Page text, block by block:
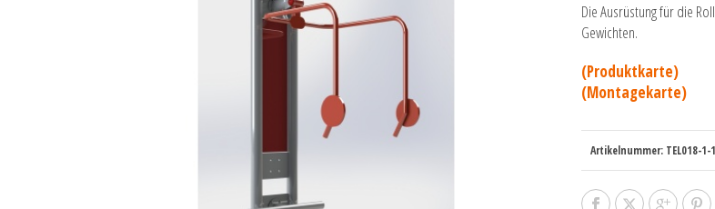
Die Ausrüstung für die
Gewichten.
(Produktkarte)
(Montagekarte)
Artikelnummer: TEL018-